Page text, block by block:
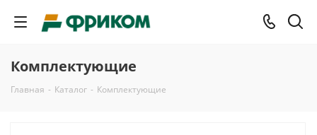
Комплектующие
Главная - Каталог - Комплектующие